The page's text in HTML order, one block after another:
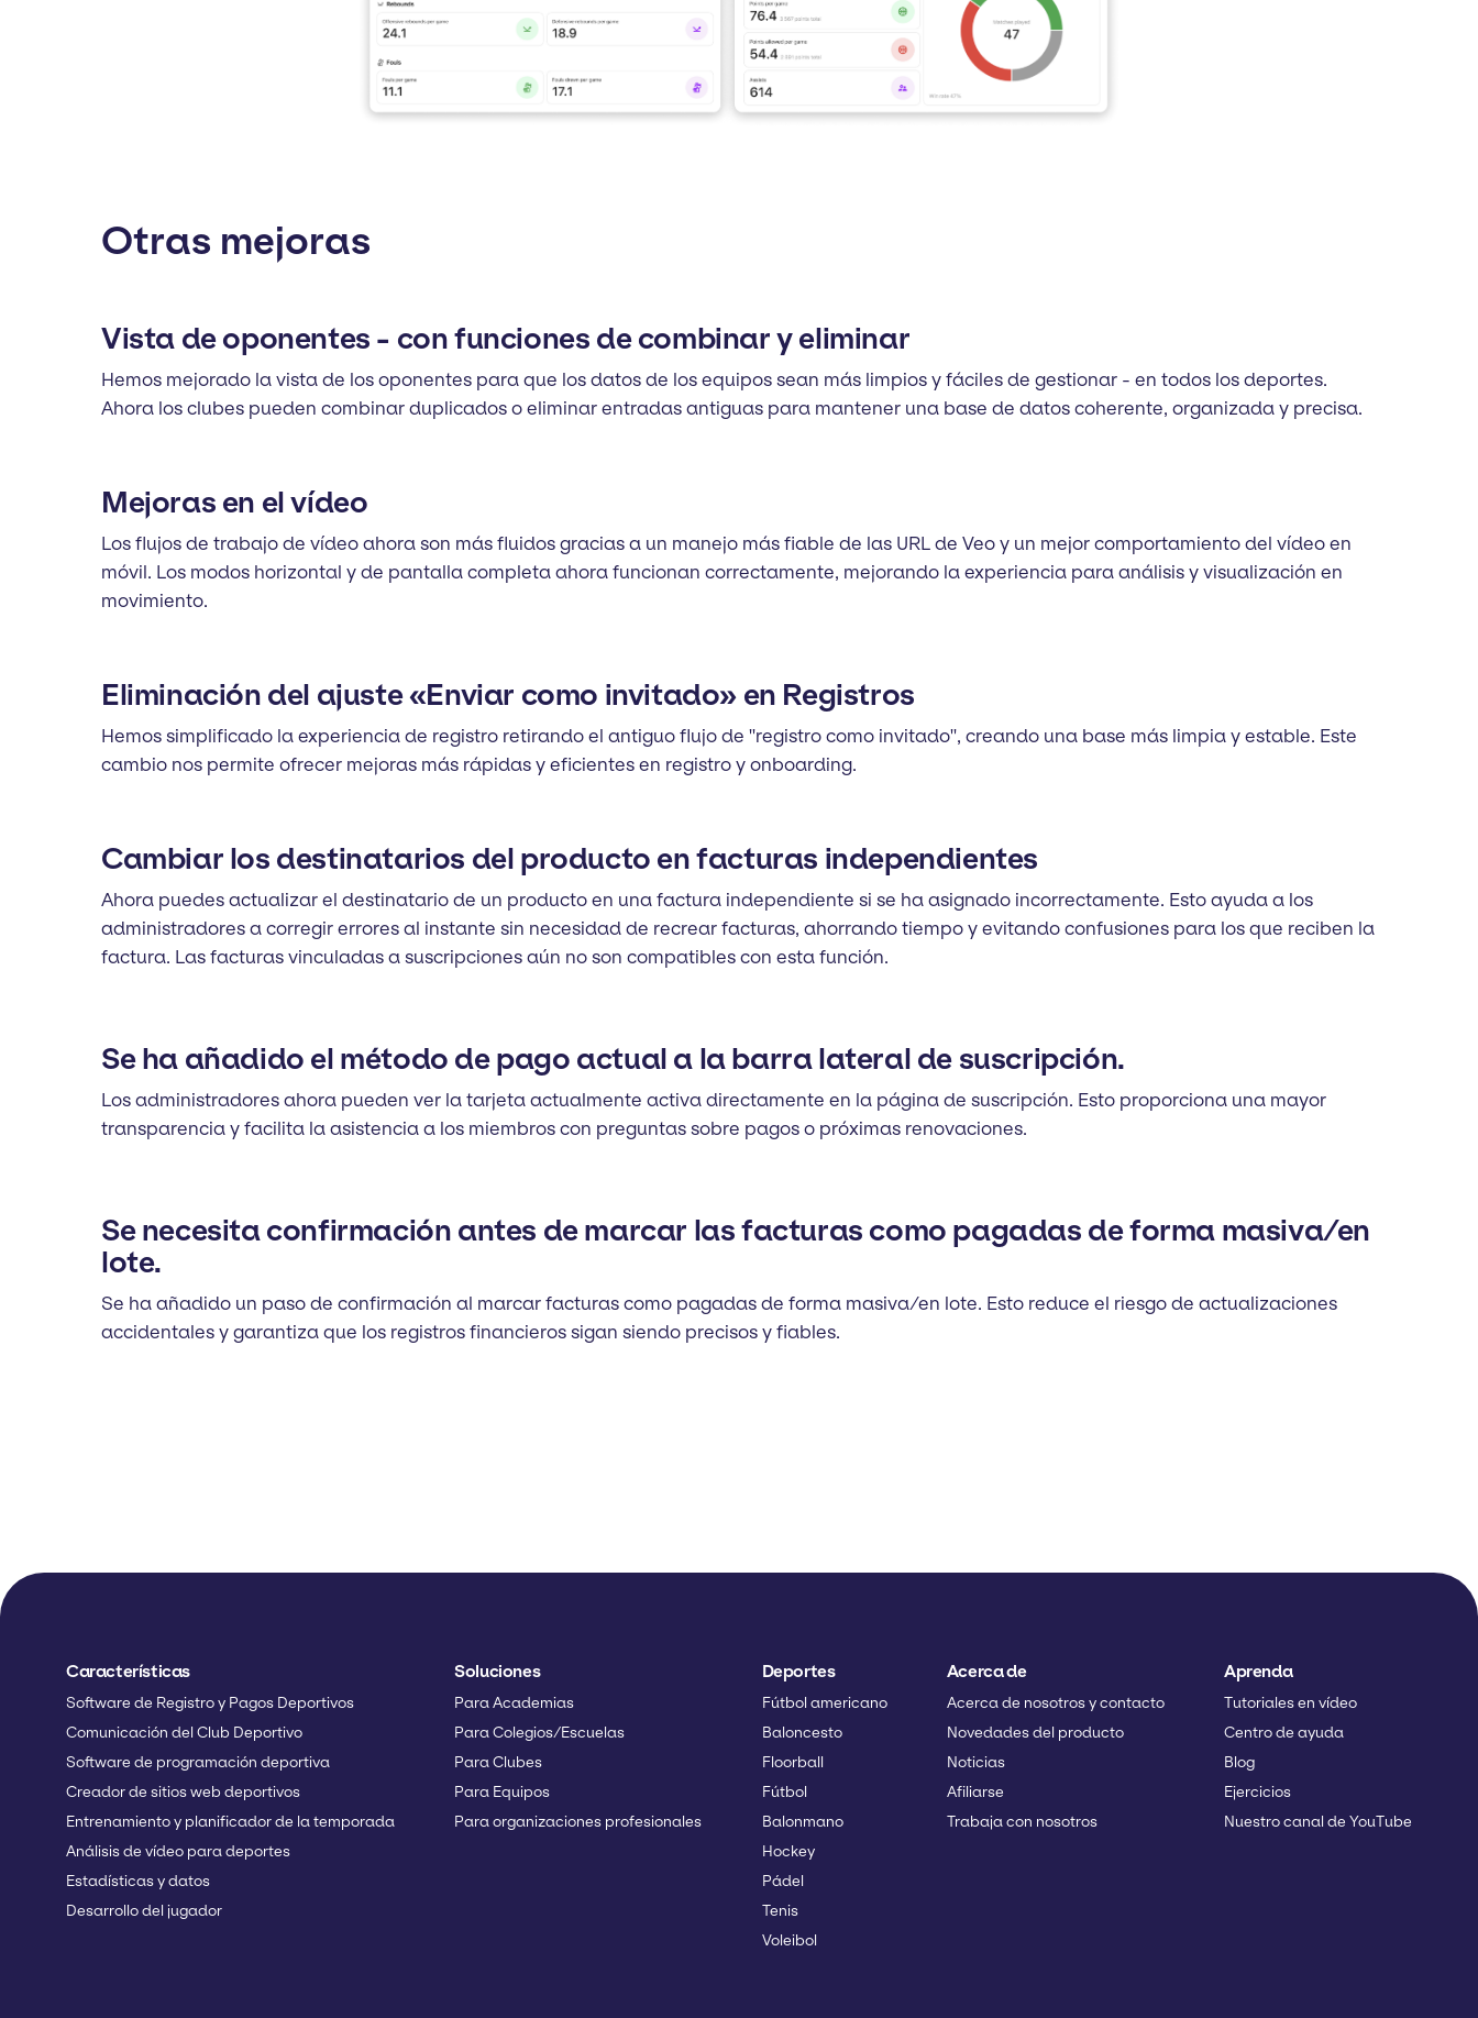
Otras mejoras
Vista de oponentes - con funciones de combinar y eliminar
Hemos mejorado la vista de los oponentes para que los datos de los equipos sean más limpios y fáciles de gestionar - en todos los deportes.
Ahora los clubes pueden combinar duplicados o eliminar entradas antiguas para mantener una base de datos coherente, organizada y precisa.
Mejoras en el vídeo
Los flujos de trabajo de vídeo ahora son más fluidos gracias a un manejo más fiable de las URL de Veo y un mejor comportamiento del vídeo en
móvil. Los modos horizontal y de pantalla completa ahora funcionan correctamente, mejorando la experiencia para análisis y visualización en
movimiento.
Eliminación del ajuste «Enviar como invitado» en Registros
Hemos simplificado la experiencia de registro retirando el antiguo flujo de ''registro como invitado'', creando una base más limpia y estable. Este
cambio nos permite ofrecer mejoras más rápidas y eficientes en registro y onboarding.
Cambiar los destinatarios del producto en facturas independientes
Ahora puedes actualizar el destinatario de un producto en una factura independiente si se ha asignado incorrectamente. Esto ayuda a los
administradores a corregir errores al instante sin necesidad de recrear facturas, ahorrando tiempo y evitando confusiones para los que reciben la
factura. Las facturas vinculadas a suscripciones aún no son compatibles con esta función.
Se ha añadido el método de pago actual a la barra lateral de suscripción.
Los administradores ahora pueden ver la tarjeta actualmente activa directamente en la página de suscripción. Esto proporciona una mayor
transparencia y facilita la asistencia a los miembros con preguntas sobre pagos o próximas renovaciones.
Se necesita confirmación antes de marcar las facturas como pagadas de forma masiva/en
lote.
Se ha añadido un paso de confirmación al marcar facturas como pagadas de forma masiva/en lote. Esto reduce el riesgo de actualizaciones
accidentales y garantiza que los registros financieros sigan siendo precisos y fiables.
Características
Software de Registro y Pagos Deportivos
Comunicación del Club Deportivo
Software de programación deportiva
Creador de sitios web deportivos
Entrenamiento y planificador de la temporada
Análisis de vídeo para deportes
Estadísticas y datos
Desarrollo del jugador
Soluciones
Para Academias
Para Colegios/Escuelas
Para Clubes
Para Equipos
Para organizaciones profesionales
Deportes
Fútbol americano
Baloncesto
Floorball
Fútbol
Balonmano
Hockey
Pádel
Tenis
Voleibol
Acerca de
Acerca de nosotros y contacto
Novedades del producto
Noticias
Afiliarse
Trabaja con nosotros
Aprenda
Tutoriales en vídeo
Centro de ayuda
Blog
Ejercicios
Nuestro canal de YouTube